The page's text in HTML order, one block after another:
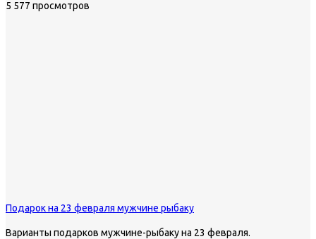
5 577 просмотров
Подарок на 23 февраля мужчине рыбаку
Варианты подарков мужчине-рыбаку на 23 февраля.